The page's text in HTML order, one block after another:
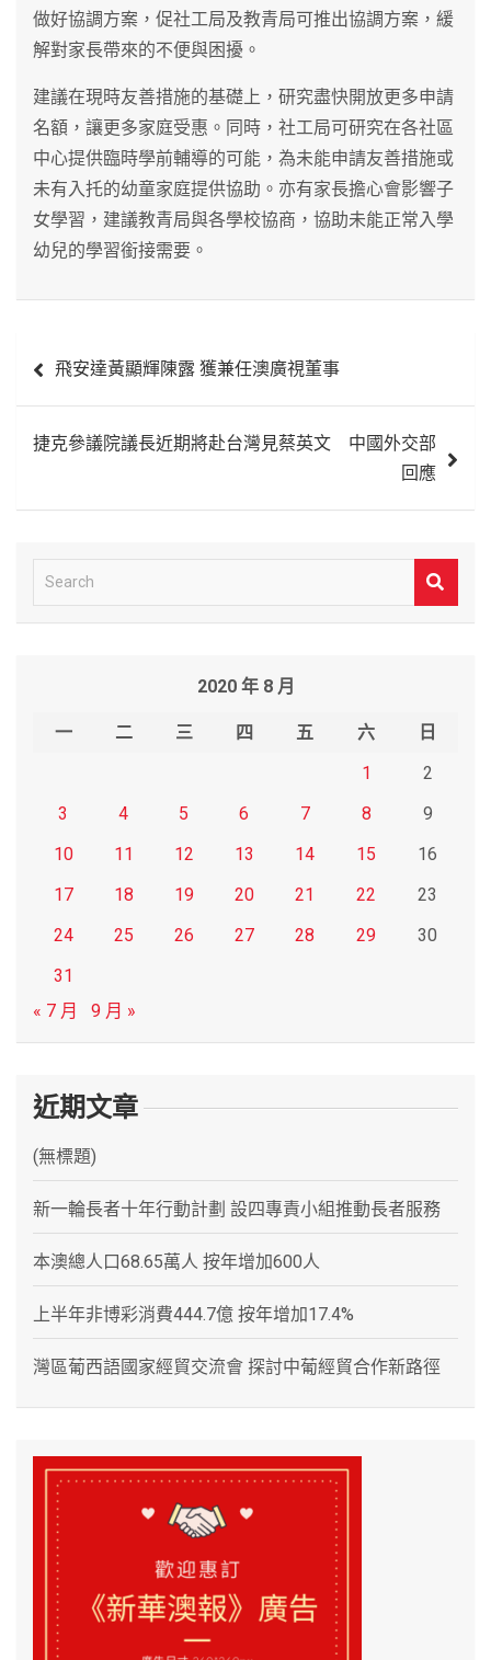
做好協調方案，促社工局及教青局可推出協調方案，緩
解對家長帶來的不便與困擾。
建議在現時友善措施的基礎上，研究盡快開放更多申請
名額，讓更多家庭受惠。同時，社工局可研究在各社區
中心提供臨時學前輔導的可能，為未能申請友善措施或
未有入托的幼童家庭提供協助。亦有家長擔心會影響子
女學習，建議教青局與各學校協商，協助未能正常入學
幼兒的學習銜接需要。
章
覽
飛安達黃顯輝陳露 獲兼任澳廣視董事
捷克參議院議長近期將赴台灣見蔡英文 中國外交部
回應
e
2020 年 8 月
一 二 三 四 五 六
日
1
2
3
4 5 6 7 8
9
10
11 12 13 14 15
16
17
18 19 20 21 22
23
24
25 26 27 28 29
30
31
« 7 月
9 月 »
近期文章
(無標題)
新一輪長者十年行動計劃 設四專責小組推動長者服務
本澳總人口68.65萬人 按年增加600人
上半年非博彩消費444.7億 按年增加17.4%
灣區葡西語國家經貿交流會 探討中葡經貿合作新路徑